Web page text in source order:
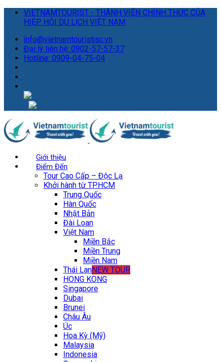
VIETNAMTOURIST - THÀNH VIÊN CHÍNH THỨC CỦA
HIỆP HỘI DU LỊCH VIỆT NAM
info@vietnamtouristjsc.vn
Đại lý liên hệ: 0902-57-57-37
Hotline: 0909-04-75-04
Giới thiệu
Điểm Đến
Tour Cao Cấp – Độc Lạ
Khởi hành từ TP.HCM
Trung Quốc
Hàn Quốc
Nhật Bản
Đài Loan
Việt Nam
Miền Bắc
Miền Trung
Miền Nam
Thái LanNEW TOUR
HONG KONG
Singapore
Dubai
Brunei
Châu Âu
Úc
Hoa Kỳ (Mỹ)
Malaysia
Indonesia